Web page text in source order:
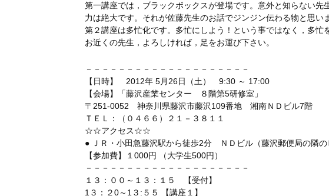
第一講座では，ブラックボックスが登場です。意外と知らない
力は絶大です。それが佐藤先生のお話でジンジン伝わる物と思いま
第２講座は多忙化です。多忙にしよう！という事ではなく，多忙
お近くの先生，よろしければ，足をお運び下さい。
－－－－－－－－－－－－－－－－－－－－
【日時】 2012年 5月26日（土） 9:30 ～ 17:00
【会場】「藤沢産業センター ８階第5研修室」
〒251-0052 神奈川県藤沢市藤沢109番地 湘南ＮＤビル7階
ＴＥＬ：（０４６６）２１－３８１１
☆☆アクセス☆☆
● ＪＲ・小田急藤沢駅から徒歩2分 ＮＤビル（藤沢郵便局の隣の
【参加費】１000円 （大学生500円）
－－－－－－－－－－－－－－－－－－－－
１３：００～１３：１５ 【受付】
1３：２0～1３:５５ 【講座１】